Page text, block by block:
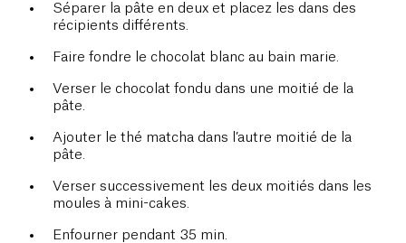
Séparer la pâte en deux et placez les dans des
récipients différents.
Faire fondre le chocolat blanc au bain marie.
Verser le chocolat fondu dans une moitié de la
pâte.
Ajouter le thé matcha dans l’autre moitié de la
pâte.
Verser successivement les deux moitiés dans les
moules à mini-cakes.
Enfourner pendant 35 min.